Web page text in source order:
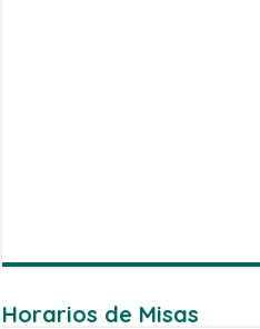
Horarios de Misas